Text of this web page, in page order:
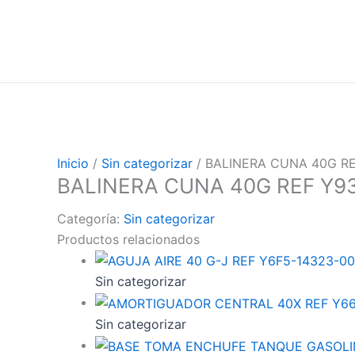
Inicio / Sin categorizar / BALINERA CUNA 40G
BALINERA CUNA 40G REF
Categoría: Sin categorizar
Productos relacionados
Sin categorizar
Sin categorizar